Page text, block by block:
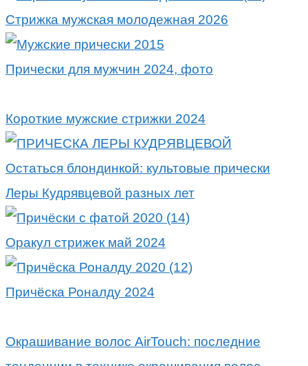
Стрижка мужская молодежная 2026
Прически для мужчин 2024, фото
Короткие мужские стрижки 2024
Остаться блондинкой: культовые прически
Леры Кудрявцевой разных лет
Оракул стрижек май 2024
Причёска Роналду 2024
Окрашивание волос AirTouch: последние